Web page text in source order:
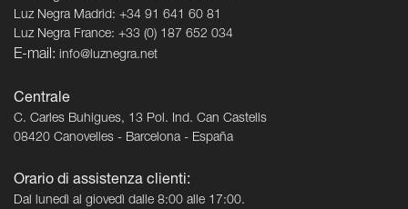
Luz Negra Madrid: +34 91 641 60 81
Luz Negra France: +33 (0) 187 652 034
E-mail: info@luznegra.net
Centrale
C. Carles Buhigues, 13 Pol. Ind. Can Castells
08420 Canovelles - Barcelona - España
Orario di assistenza clienti:
Dal lunedì al giovedì dalle 8:00 alle 17:00.